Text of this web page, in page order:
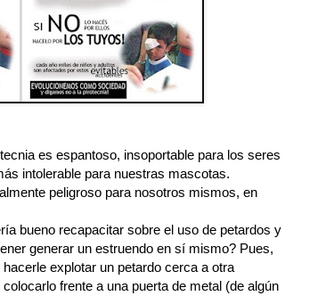
es espantoso, insoportable para los seres
intolerable para nuestras mascotas.
peligroso para nosotros mismos, en
bueno recapacitar sobre el uso de petardos y
generar un estruendo en sí mismo? Pues,
explotar un petardo cerca a otra
frente a una puerta de metal (de algún